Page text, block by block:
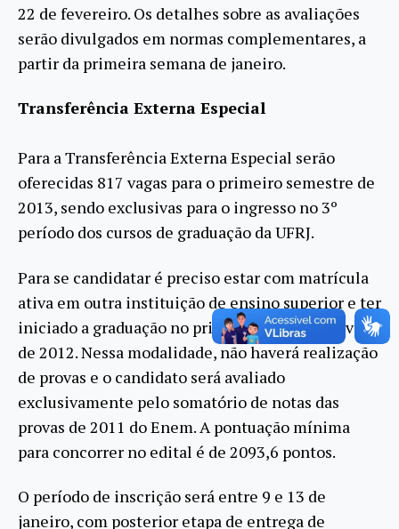
22 de fevereiro. Os detalhes sobre as avaliações
serão divulgados em normas complementares, a
partir da primeira semana de janeiro.
Transferência Externa Especial
Para a Transferência Externa Especial serão
oferecidas 817 vagas para o primeiro semestre de
2013, sendo exclusivas para o ingresso no 3º
período dos cursos de graduação da UFRJ.
Para se candidatar é preciso estar com matrícula
ativa em outra instituição de ensino superior e ter
iniciado a graduação no primeiro período letivo
de 2012. Nessa modalidade, não haverá realização
de provas e o candidato será avaliado
exclusivamente pelo somatório de notas das
provas de 2011 do Enem. A pontuação mínima
para concorrer no edital é de 2093,6 pontos.
O período de inscrição será entre 9 e 13 de
janeiro, com posterior etapa de entrega de